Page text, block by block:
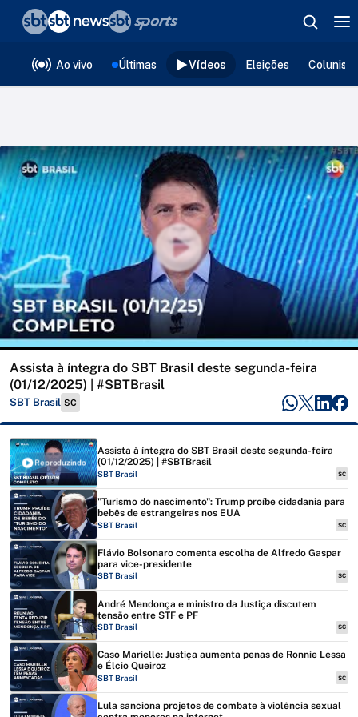
Ao vivo Últimas Vídeos Eleições
Assista à íntegra do SBT Brasil deste segunda-feira
(01/12/2025) | #SBTBrasil
SBT Brasil SC
Reproduzindo
Assista à íntegra do SBT Brasil deste segunda-feira
(01/12/2025) | #SBTBrasil
SBT Brasil SC
"Turismo do nascimento": Trump proíbe cidadania para
bebês de estrangeiras nos EUA
SBT Brasil SC
Flávio Bolsonaro comenta escolha de Alfredo Gaspar
para vice-presidente
SBT Brasil SC
André Mendonça e ministro da Justiça discutem
tensão entre STF e PF
SBT Brasil SC
Caso Marielle: Justiça aumenta penas de Ronnie Lessa
e Élcio Queiroz
SBT Brasil SC
Lula sanciona projetos de combate à violência sexual
❮voltar
Editorias